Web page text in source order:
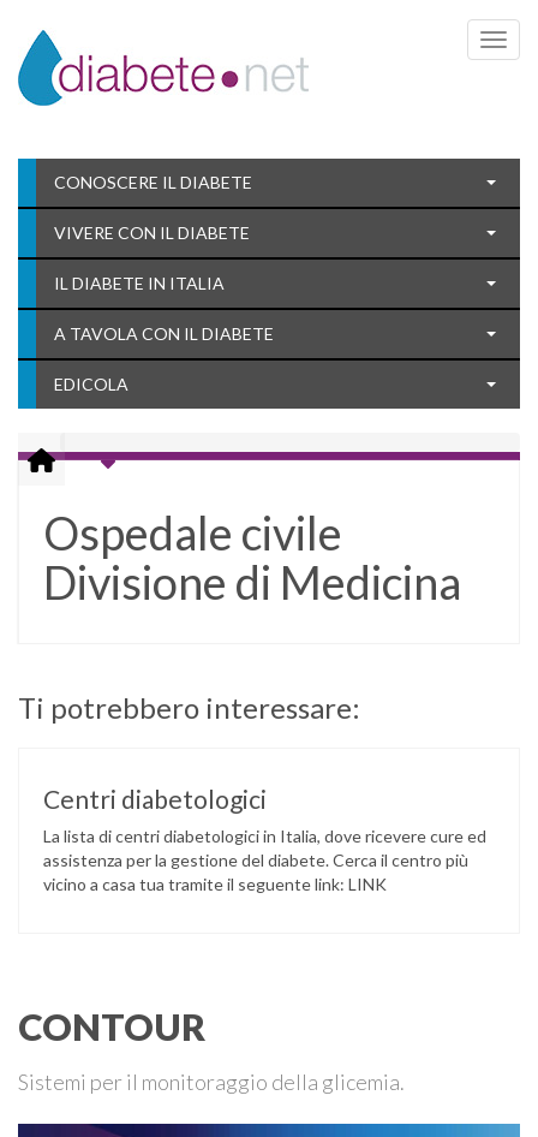
Toggle
CONOSCERE IL DIABETE
VIVERE CON IL DIABETE
IL DIABETE IN ITALIA
A TAVOLA CON IL DIABETE
EDICOLA
Ospedale civile
Divisione di Medicina
Ti potrebbero interessare:
Centri diabetologici
La lista di centri diabetologici in Italia, dove ricevere cure ed
assistenza per la gestione del diabete. Cerca il centro più
vicino a casa tua tramite il seguente link: LINK
CONTOUR
Sistemi per il monitoraggio della glicemia.